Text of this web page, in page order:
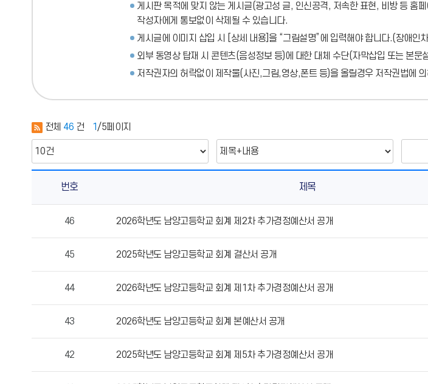
게시판 목적에 맞지 않는 게시글(광고성 글, 인신공격, 저속한 표현, 비방 등 홈
작성자에게 통보없이 삭제될 수 있습니다.
게시글에 이미지 삽입 시 [상세 내용]을 “그림설명”에 입력해야 합니다.(장애인
외부 동영상 탑재 시 콘텐츠(음성정보 등)에 대한 대체 수단(자막삽입 또는 본문
저작권자의 허락없이 제작물(사진,그림,영상,폰트 등)을 올릴경우 저작권법에
전체 46 건 1/5페이지
결
현
호,
번호 제목
46 2026학년도 남양고등학교 회계 제2차 추가경정예산서 공개
45 2025학년도 남양고등학교 회계 결산서 공개
44 2026학년도 남양고등학교 회계 제1차 추가경정예산서 공개
43 2026학년도 남양고등학교 회계 본예산서 공개
42 2025학년도 남양고등학교 회계 제5차 추가경정예산서 공개